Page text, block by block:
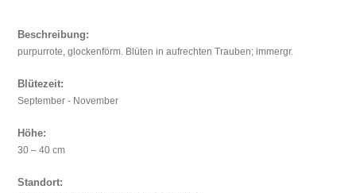
Beschreibung:
purpurrote, glockenförm. Blüten in aufrechten Trauben; immergr.
Blütezeit:
September - November
Höhe:
30 – 40 cm
Standort: